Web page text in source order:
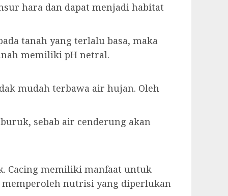
hara dan dapat menjadi habitat
tanah yang terlalu basa, maka
memiliki pH netral.
mudah terbawa air hujan. Oleh
sebab air cenderung akan
Cacing memiliki manfaat untuk
memperoleh nutrisi yang diperlukan